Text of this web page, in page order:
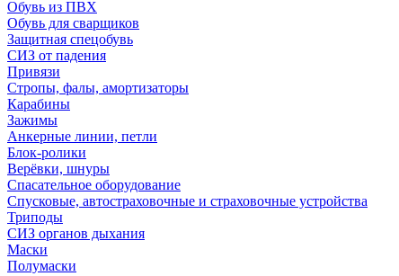
Обувь из ПВХ
Обувь для сварщиков
Защитная спецобувь
СИЗ от падения
Привязи
Стропы, фалы, амортизаторы
Карабины
Зажимы
Анкерные линии, петли
Блок-ролики
Верёвки, шнуры
Спасательное оборудование
Спусковые, автостраховочные и страховочные устройства
Триподы
СИЗ органов дыхания
Маски
Полумаски